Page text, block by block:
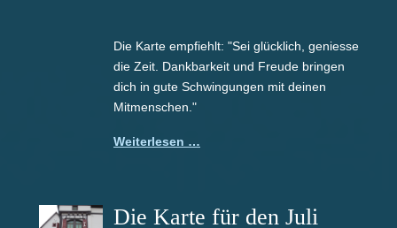
Die Karte empfiehlt: "Sei glücklich, geniesse
die Zeit. Dankbarkeit und Freude bringen
dich in gute Schwingungen mit deinen
Mitmenschen."
Weiterlesen …
Die Karte für den Juli